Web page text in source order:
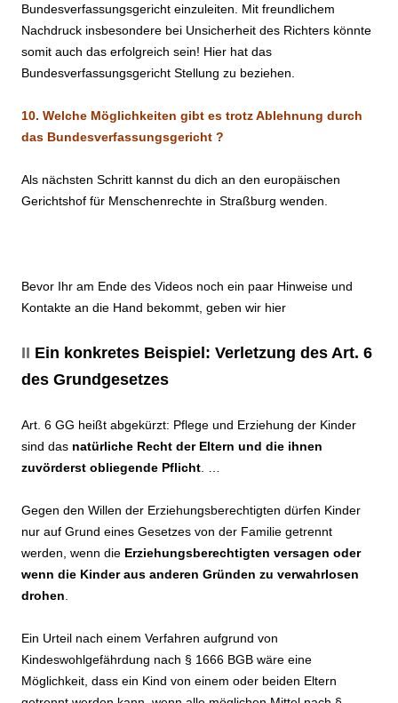
Bundesverfassungsgericht einzuleiten. Mit freundlichem
Nachdruck insbesondere bei Unsicherheit des Richters könnte
somit auch das erfolgreich sein! Hier hat das
Bundesverfassungsgericht Stellung zu beziehen.
10. Welche Möglichkeiten gibt es trotz Ablehnung durch
das Bundesverfassungsgericht ?
Als nächsten Schritt kannst du dich an den europäischen
Gerichtshof für Menschenrechte in Straßburg wenden.
Bevor Ihr am Ende des Videos noch ein paar Hinweise und
Kontakte an die Hand bekommt, geben wir hier
II Ein konkretes Beispiel: Verletzung des Art. 6
des Grundgesetzes
Art. 6 GG heißt abgekürzt: Pflege und Erziehung der Kinder
sind das natürliche Recht der Eltern und die ihnen
zuvörderst obliegende Pflicht
Gegen den Willen der Erziehungsberechtigten dürfen Kinder
nur auf Grund eines Gesetzes von der Familie getrennt
werden, wenn die Erziehungsberechtigten versagen oder
wenn die Kinder aus anderen Gründen zu verwahrlosen
drohen
Ein Urteil nach einem Verfahren aufgrund von
Kindeswohlgefährdung nach § 1666 BGB wäre eine
Möglichkeit, dass ein Kind von einem oder beiden Eltern